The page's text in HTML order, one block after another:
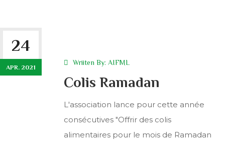
24
APR. 2021
Wriiten By: AIFML
Colis Ramadan
L'association lance pour cette année
consécutives "Offrir des colis
alimentaires pour le mois de Ramadan